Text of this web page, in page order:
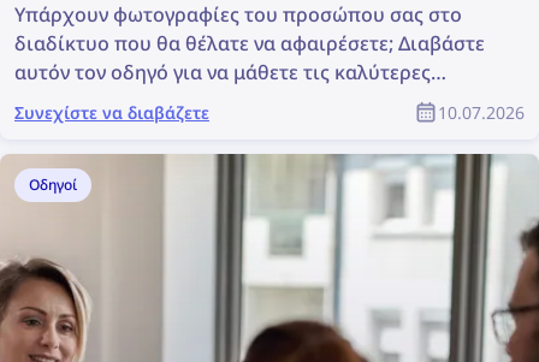
Υπάρχουν φωτογραφίες του προσώπου σας στο
διαδίκτυο που θα θέλατε να αφαιρέσετε; Διαβάστε
αυτόν τον οδηγό για να μάθετε τις καλύτερες
μεθόδους εύρεσης και διαγραφής των
φωτογραφιών σας online!
Συνεχίστε να διαβάζετε 10.07.2026
Οδηγοί